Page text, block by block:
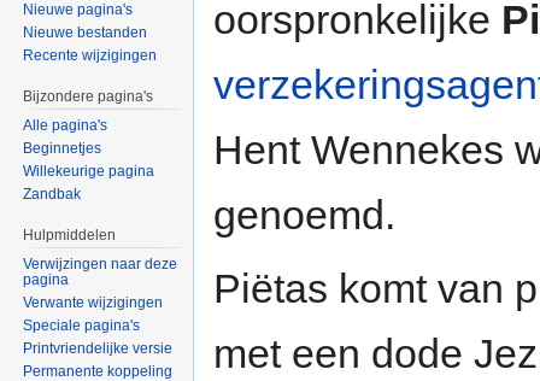
oorspronkelijke
Hent Wennekes
genoemd.
Piëtas komt van
met een dode
Nieuwe pagina's
Nieuwe bestanden
Recente wijzigingen
Bijzondere pagina's
Alle pagina's
Beginnetjes
Willekeurige pagina
Zandbak
Hulpmiddelen
Verwijzingen naar deze
pagina
Verwante wijzigingen
Speciale pagina's
Printvriendelijke versie
Permanente koppeling